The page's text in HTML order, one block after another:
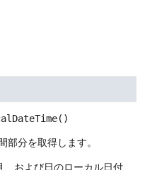
()
部分を取得します。
および日のローカル日付